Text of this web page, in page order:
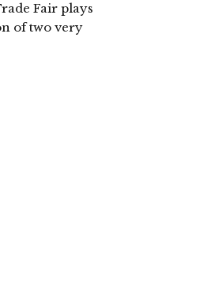
Fair plays
of two very